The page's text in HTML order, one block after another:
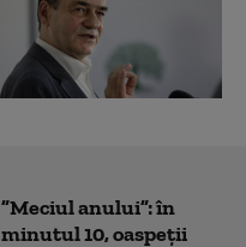
”Meciul anului”: în
minutul 10, oaspeții